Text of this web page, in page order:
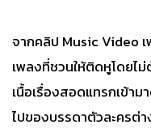
จากคลิป Music Video
เพลงที่ชวนให้ติดหูโดยไ
เนื้อเรื่องสอดแทรกเข้า
ไปของบรรดาตัวละครต่